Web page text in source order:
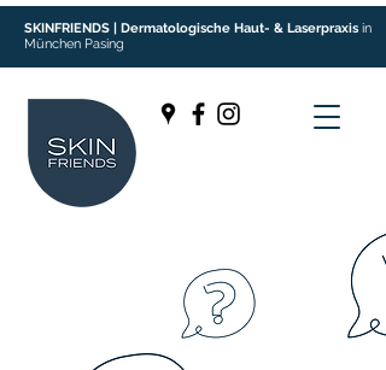
SKINFRIENDS | Dermatologische Haut- & Laserpraxis in
München Pasing